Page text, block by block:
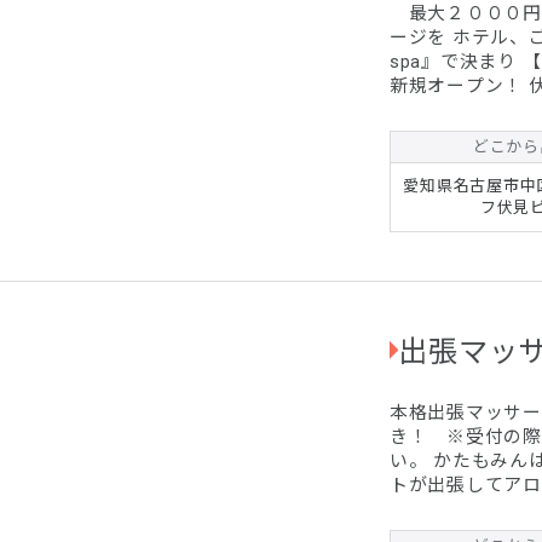
最大２０００
ージを ホテル、
spa』で決まり
新規オープン！
た。 【オープン
約受付で必ず『
い。 ※スタンダ
～は１０００円
どこか
愛知県名古屋市
フ伏見
出張マッ
本格出張マッサ
き！ ※受付の際
い。 かたもみん
トが出張してア
ひ堪能して下さ